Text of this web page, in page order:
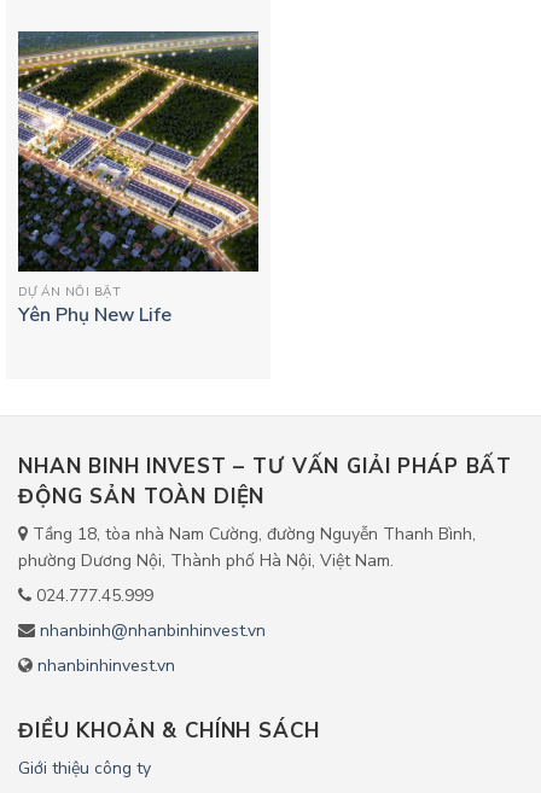
DỰ ÁN NỔI BẬT
Yên Phụ New Life
NHAN BINH INVEST – TƯ VẤN GIẢI PHÁP BẤT
ĐỘNG SẢN TOÀN DIỆN
Tầng 18, tòa nhà Nam Cường, đường Nguyễn Thanh Bình,
phường Dương Nội, Thành phố Hà Nội, Việt Nam.
024.777.45.999
nhanbinh@nhanbinhinvest.vn
nhanbinhinvest.vn
ĐIỀU KHOẢN & CHÍNH SÁCH
Giới thiệu công ty